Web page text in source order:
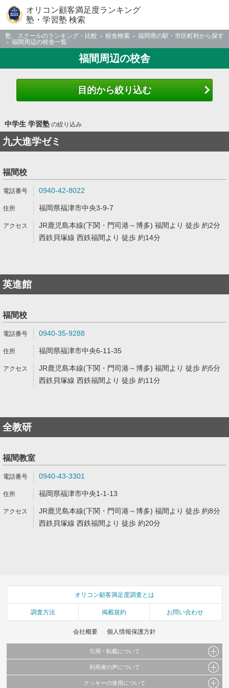
オリコン顧客満足度ランキング
塾・学習塾 検索
塾、スクールのランキング・比較 校舎検索
福岡県の駅・市区町村から探す
福間周辺の校舎一覧
福間周辺の校舎
目的から絞り込む
中学生 学習塾の絞り込み
九大進学ゼミ
福間校
0940-42-8022
福岡県福津市中央3-9-7
JR鹿児島本線(下関・門司港～博多) 福間より 徒歩 約2分
西鉄貝塚線 西鉄福間より 徒歩 約14分
英進館
福間校
0940-35-9288
福岡県福津市中央6-11-35
JR鹿児島本線(下関・門司港～博多) 福間より 徒歩 約5分
西鉄貝塚線 西鉄福間より 徒歩 約11分
全教研
福間教室
0940-43-3301
福岡県福津市中央1-1-13
JR鹿児島本線(下関・門司港～博多) 福間より 徒歩 約8分
西鉄貝塚線 西鉄福間より 徒歩 約20分
オリコン顧客満足度調査とは
調査方法 掲載規約 お問い合わせ
会社概要 個人情報保護方針
引用・転載について
当サイトで公開されている情報（文字、写真、イラスト、画像データ等）及びこれらの配
利用者の声について
当サイトに掲載している内容はすべてサービスの利用者が提出された見解・感想です。
クッキーの使用について